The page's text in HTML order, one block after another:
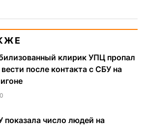
клирик УПЦ пропал
вести после контакта с СБУ на
показала число людей на